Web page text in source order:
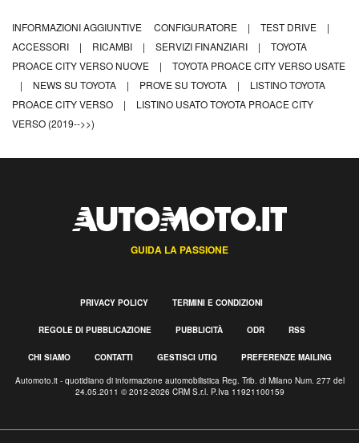
INFORMAZIONI AGGIUNTIVE CONFIGURATORE | TEST DRIVE
|
ACCESSORI
| RICAMBI | SERVIZI FINANZIARI |
TOYOTA
PROACE CITY VERSO NUOVE
|
TOYOTA PROACE CITY VERSO USATE
|
NEWS SU TOYOTA | PROVE SU TOYOTA |
LISTINO TOYOTA
PROACE CITY VERSO
|
LISTINO USATO TOYOTA PROACE CITY
VERSO (2019-->>)
GUIDA LA PASSIONE
PRIVACY POLICY TERMINI E CONDIZIONI
REGOLE DI PUBBLICAZIONE PUBBLICITÀ ODR RSS
CHI SIAMO CONTATTI GESTISCI UTIQ PREFERENZE MAILING
Automoto.it - quotidiano di informazione automobilistica Reg. Trib. di Milano Num. 277 del
24.05.2011 © 2012-2026 CRM S.r.l. P.Iva 11921100159